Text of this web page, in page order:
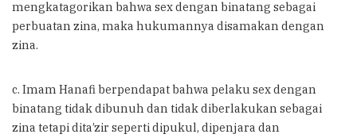
mengkatagorikan bahwa sex dengan binatang sebagai
perbuatan zina, maka hukumannya disamakan dengan
zina.
c. Imam Hanafi berpendapat bahwa pelaku sex dengan
binatang tidak dibunuh dan tidak diberlakukan sebagai
zina tetapi dita’zir seperti dipukul, dipenjara dan